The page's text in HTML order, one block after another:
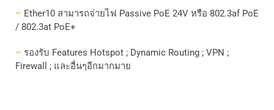
– Ether10 สามารถจ่ายไฟ Passive PoE 24V หรือ 802.3af PoE
/ 802.3at PoE+
– รองรับ Features Hotspot ; Dynamic Routing ; VPN ;
Firewall ; และอื่นๆอีกมากมาย